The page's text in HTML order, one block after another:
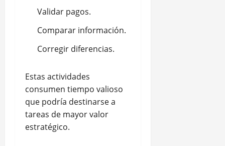
Validar pagos.
Comparar información.
Corregir diferencias.
Estas actividades
consumen tiempo valioso
que podría destinarse a
tareas de mayor valor
estratégico.